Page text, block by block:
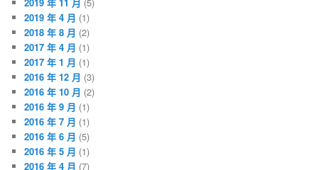
2019 年 4 月 (1)
2018 年 8 月 (2)
2017 年 4 月 (1)
2017 年 1 月 (1)
2016 年 12 月 (3)
2016 年 10 月 (2)
2016 年 9 月 (1)
2016 年 7 月 (1)
2016 年 6 月 (5)
2016 年 5 月 (1)
2016 年 4 月 (7)